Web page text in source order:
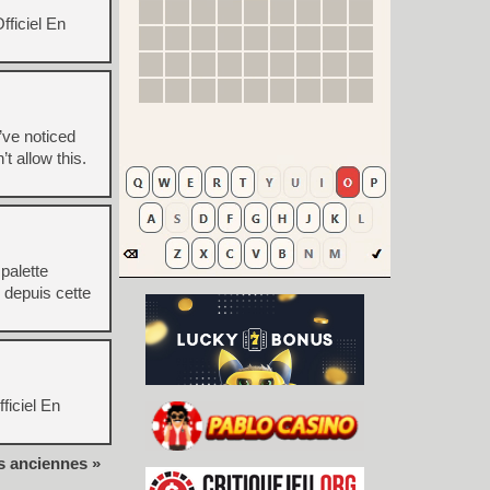
En
noticed
allow this.
depuis cette
En
anciennes »